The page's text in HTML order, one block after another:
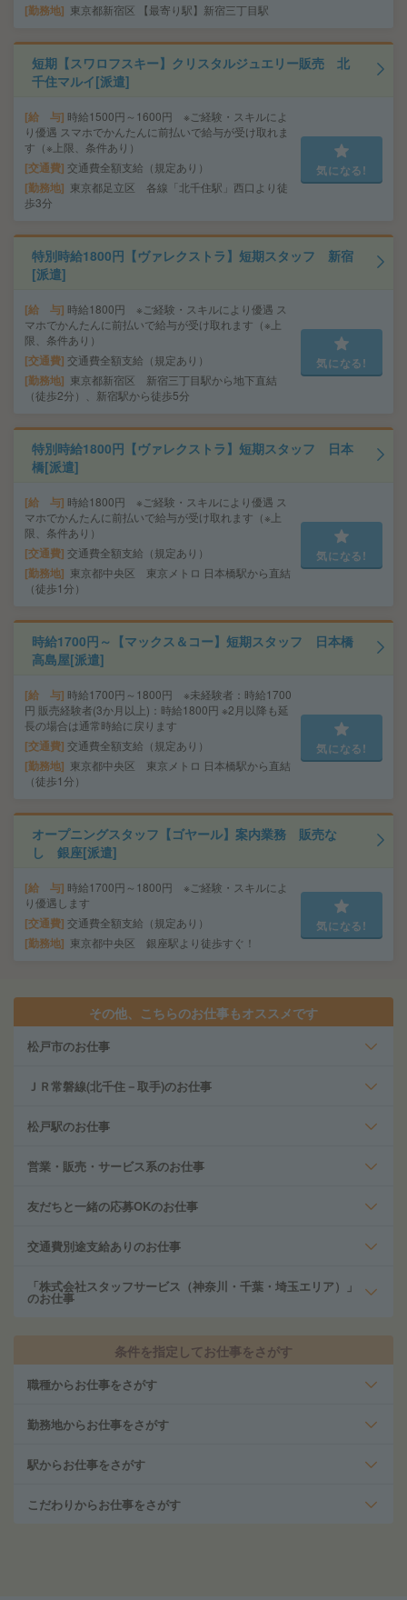
勤務地 東京都新宿区 【最寄り駅】新宿三丁目駅
短期【スワロフスキー】クリスタルジュエリー販売 北
千住マルイ[派遣]
給 与 時給1500円～1600円 ※ご経験・スキルによ
り優遇 スマホでかんたんに前払いで給与が受け取れま
す（※上限、条件あり）
交通費 交通費全額支給（規定あり）
勤務地
東京都足立区 各線「北千住駅」西口より徒
歩3分
気になる!
特別時給1800円【ヴァレクストラ】短期スタッフ 新宿
[派遣]
給 与 時給1800円 ※ご経験・スキルにより優遇 ス
マホでかんたんに前払いで給与が受け取れます（※上
限、条件あり）
交通費 交通費全額支給（規定あり）
勤務地
東京都新宿区 新宿三丁目駅から地下直結
（徒歩2分）、新宿駅から徒歩5分
気になる!
特別時給1800円【ヴァレクストラ】短期スタッフ 日本
橋[派遣]
給 与 時給1800円 ※ご経験・スキルにより優遇 ス
マホでかんたんに前払いで給与が受け取れます（※上
限、条件あり）
交通費 交通費全額支給（規定あり）
勤務地
東京都中央区 東京メトロ 日本橋駅から直結
（徒歩1分）
気になる!
時給1700円～【マックス＆コー】短期スタッフ 日本橋
高島屋[派遣]
給 与 時給1700円～1800円 ※未経験者：時給1700
円 販売経験者(3か月以上)：時給1800円 ※2月以降も延
長の場合は通常時給に戻ります
交通費 交通費全額支給（規定あり）
勤務地
東京都中央区 東京メトロ 日本橋駅から直結
（徒歩1分）
気になる!
オープニングスタッフ【ゴヤール】案内業務 販売な
し 銀座[派遣]
給 与 時給1700円～1800円 ※ご経験・スキルによ
り優遇します
交通費 交通費全額支給（規定あり）
勤務地 東京都中央区 銀座駅より徒歩すぐ！
気になる!
その他、こちらのお仕事もオススメです
松戸市のお仕事
ＪＲ常磐線(北千住－取手)のお仕事
松戸駅のお仕事
営業・販売・サービス系のお仕事
友だちと一緒の応募OKのお仕事
交通費別途支給ありのお仕事
「株式会社スタッフサービス（神奈川・千葉・埼玉エリア）」
のお仕事
条件を指定してお仕事をさがす
職種からお仕事をさがす
勤務地からお仕事をさがす
駅からお仕事をさがす
こだわりからお仕事をさがす